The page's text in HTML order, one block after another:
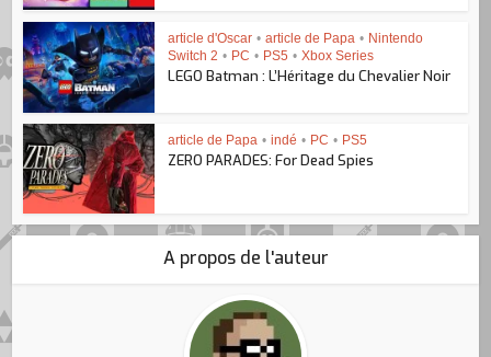
article d'Oscar • article de Papa • Nintendo
Switch 2 • PC • PS5 • Xbox Series
LEGO Batman : L’Héritage du Chevalier Noir
article de Papa • indé • PC • PS5
ZERO PARADES: For Dead Spies
A propos de l'auteur